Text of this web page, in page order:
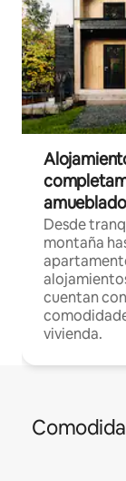
Desde
montaña
cuentan
vivienda.